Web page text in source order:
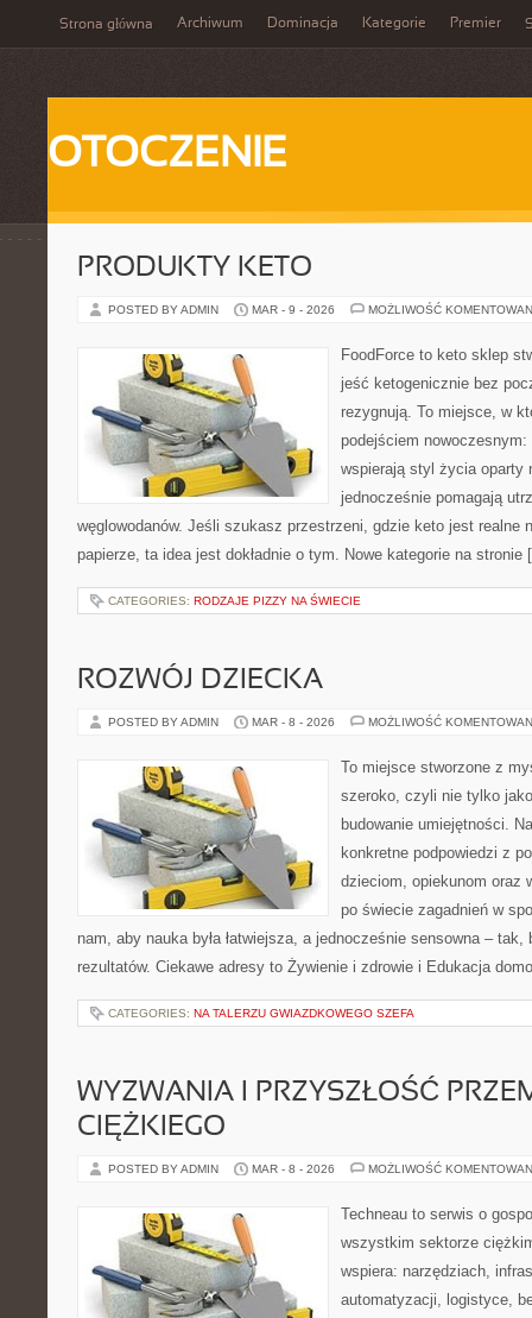
Strona główna Archiwum Dominacja Kategorie Premier
OTOCZENIE
PRODUKTY KETO
POSTED BY ADMIN MAR - 9 - 2026 MOŻLIWOŚĆ
FoodForce to keto sklep
jeść ketogenicznie bez
rezygnują. To miejsce, w
podejściem
wspierają styl życia oparty
jednocześnie pomagają
węglowodanów. Jeśli szukasz przestrzeni, gdzie keto jest realne
papierze, ta idea jest dokładnie o tym. Nowe kategorie na
CATEGORIES: RODZAJE PIZZY NA ŚWIECIE
ROZWÓJ DZIECKA
POSTED BY ADMIN MAR - 8 - 2026 MOŻLIWOŚĆ
To miejsce stworzone z
szeroko, czyli nie tylko
budowanie umiejętności.
konkretne podpowiedzi z
dzieciom, opiekunom oraz
po świecie zagadnień w
nam, aby nauka była łatwiejsza, a jednocześnie sensowna – tak,
rezultatów. Ciekawe adresy to Żywienie i zdrowie i Edukacja
CATEGORIES: NA TALERZU GWIAZDKOWEGO SZEFA
WYZWANIA I PRZYSZŁOŚĆ
CIĘŻKIEGO
POSTED BY ADMIN MAR - 8 - 2026 MOŻLIWOŚĆ
Techneau to serwis o
wszystkim sektorze
wspiera: narzędziach,
automatyzacji, logistyce,